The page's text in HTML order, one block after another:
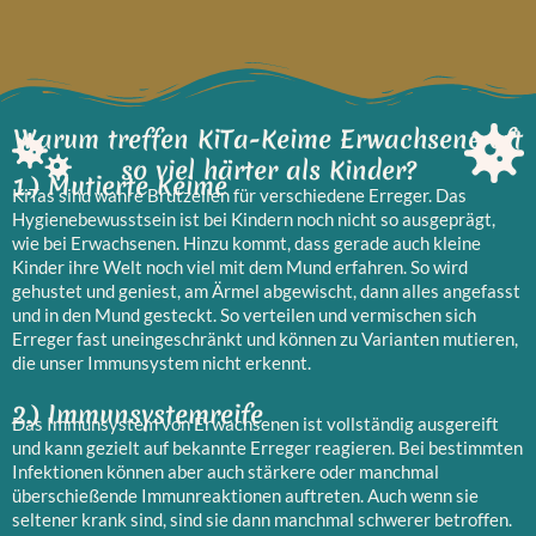
Warum treffen KiTa-Keime Erwachsene oft
so viel härter als Kinder?
1.) Mutierte Keime
KiTas sind wahre Brutzellen für verschiedene Erreger. Das
Hygienebewusstsein ist bei Kindern noch nicht so ausgeprägt,
wie bei Erwachsenen. Hinzu kommt, dass gerade auch kleine
Kinder ihre Welt noch viel mit dem Mund erfahren. So wird
gehustet und geniest, am Ärmel abgewischt, dann alles angefasst
und in den Mund gesteckt. So verteilen und vermischen sich
Erreger fast uneingeschränkt und können zu Varianten mutieren,
die unser Immunsystem nicht erkennt.
2.) Immunsystemreife
Das Immunsystem von Erwachsenen ist vollständig ausgereift
und kann gezielt auf bekannte Erreger reagieren. Bei bestimmten
Infektionen können aber auch stärkere oder manchmal
überschießende Immunreaktionen auftreten. Auch wenn sie
seltener krank sind, sind sie dann manchmal schwerer betroffen.